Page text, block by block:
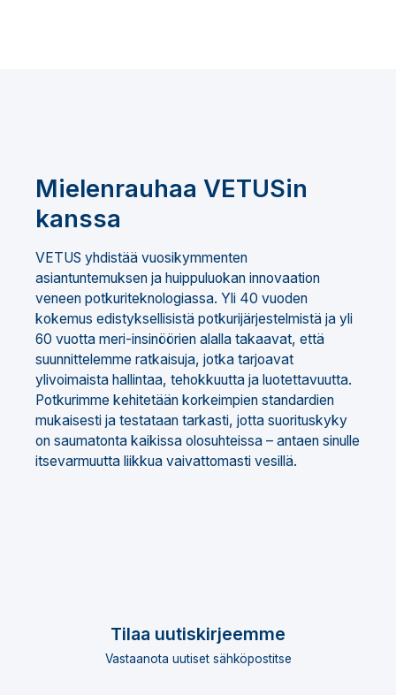
Mielenrauhaa VETUSin
kanssa
VETUS yhdistää vuosikymmenten
asiantuntemuksen ja huippuluokan innovaation
veneen potkuriteknologiassa. Yli 40 vuoden
kokemus edistyksellisistä potkurijärjestelmistä ja yli
60 vuotta meri-insinöörien alalla takaavat, että
suunnittelemme ratkaisuja, jotka tarjoavat
ylivoimaista hallintaa, tehokkuutta ja luotettavuutta.
Potkurimme kehitetään korkeimpien standardien
mukaisesti ja testataan tarkasti, jotta suorituskyky
on saumatonta kaikissa olosuhteissa – antaen sinulle
itsevarmuutta liikkua vaivattomasti vesillä.
Tilaa uutiskirjeemme
Vastaanota uutiset sähköpostitse